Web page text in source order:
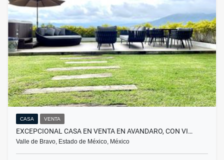
CASA VENTA
EXCEPCIONAL CASA EN VENTA EN AVANDARO, CON VI…
Valle de Bravo, Estado de México, México